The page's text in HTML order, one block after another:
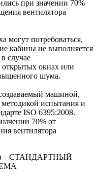
при значении 70%
вентилятора
могут потребоваться,
кабины не выполняется
случае
окнах или
шума.
машиной,
испытания и
ISO 6395:2008.
70% от
вентилятора
– СТАНДАРТНЫЙ